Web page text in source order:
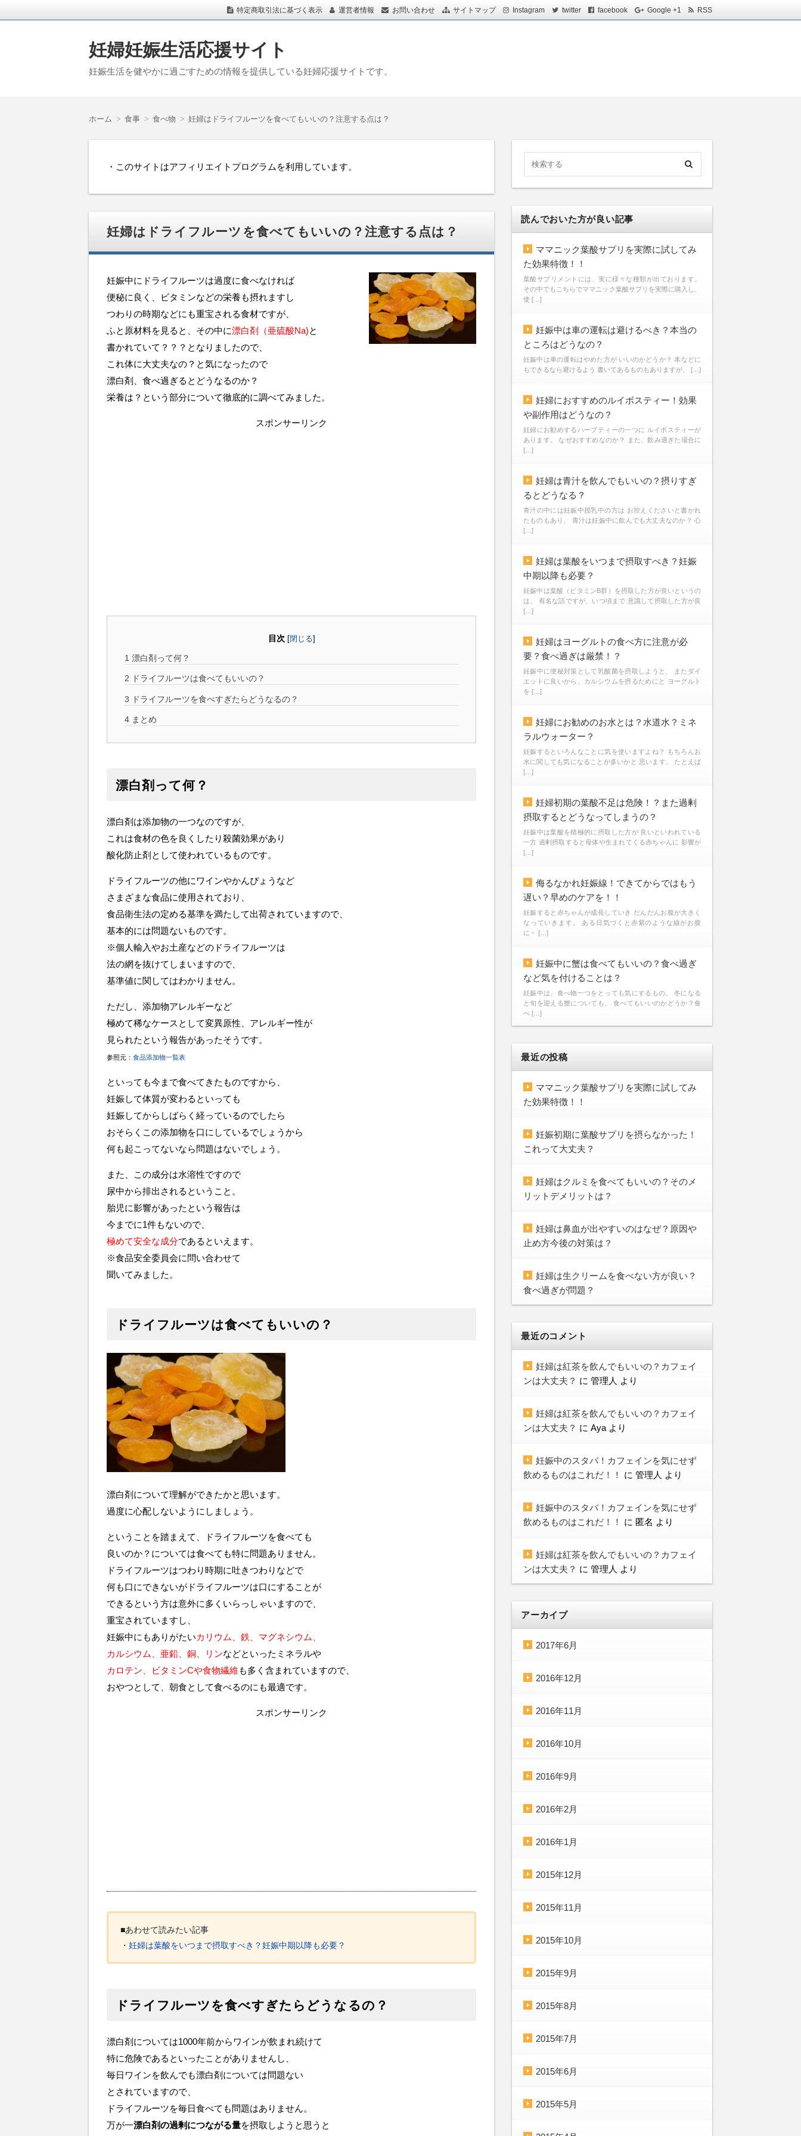
特定商取引法に基づく表示 運営者情報 お問い合わせ サイトマップ Instagram twitter facebook Google +1 RSS
妊婦妊娠生活応援サイト
妊娠生活を健やかに過ごすための情報を提供している妊婦応援サイトです。
ホーム 食事 食べ物 妊婦はドライフルーツを食べてもいいの？注意する点は？
・このサイトはアフィリエイトプログラムを利用しています。
妊婦はドライフルーツを食べてもいいの？注意する点は？
妊娠中にドライフルーツは過度に食べなければ
便秘に良く、ビタミンなどの栄養も摂れますし
つわりの時期などにも重宝される食材ですが、
ふと原材料を見ると、その中に漂白剤（亜硫酸Na)と
書かれていて？？？となりましたので、
これ体に大丈夫なの？と気になったので
漂白剤、食べ過ぎるとどうなるのか？
栄養は？という部分について徹底的に調べてみました。
スポンサーリンク
目次 [閉じる]
1 漂白剤って何？
2 ドライフルーツは食べてもいいの？
3 ドライフルーツを食べすぎたらどうなるの？
4まとめ
漂白剤って何？
漂白剤は添加物の一つなのですが、
これは食材の色を良くしたり殺菌効果があり
酸化防止剤として使われているものです。
ドライフルーツの他にワインやかんぴょうなど
さまざまな食品に使用されており、
食品衛生法の定める基準を満たして出荷されていますので、
基本的には問題ないものです。
※個人輸入やお土産などのドライフルーツは
法の網を抜けてしまいますので、
基準値に関してはわかりません。
ただし、添加物アレルギーなど
極めて稀なケースとして変異原性、アレルギー性が
見られたという報告があったそうです。
参照元： 食品添加物一覧表
といっても今まで食べてきたものですから、
妊娠して体質が変わるといっても
妊娠してからしばらく経っているのでしたら
おそらくこの添加物を口にしているでしょうから
何も起こってないなら問題はないでしょう。
また、この成分は水溶性ですので
尿中から排出されるということ。
胎児に影響があったという報告は
今までに1件もないので、
極めて安全な成分であるといえます。
※食品安全委員会に問い合わせて
聞いてみました。
ドライフルーツは食べてもいいの？
漂白剤について理解ができたかと思います。
過度に心配しないようにしましょう。
ということを踏まえて、ドライフルーツを食べても
良いのか？については食べても特に問題ありません。
ドライフルーツはつわり時期に吐きつわりなどで
何も口にできないがドライフルーツは口にすることが
できるという方は意外に多くいらっしゃいますので、
重宝されていますし、
妊娠中にもありがたいカリウム、鉄、マグネシウム、
カルシウム、亜鉛、銅、リンなどといったミネラルや
カロテン、ビタミンCや食物繊維も多く含まれていますので、
おやつとして、朝食として食べるのにも最適です。
スポンサーリンク
■あわせて読みたい記事
・ 妊婦は葉酸をいつまで摂取すべき？妊娠中期以降も必要？
ドライフルーツを食べすぎたらどうなるの？
漂白剤については1000年前からワインが飲まれ続けて
特に危険であるといったことがありませんし、
毎日ワインを飲んでも漂白剤については問題ない
とされていますので、
ドライフルーツを毎日食べても問題はありません。
万が一漂白剤の過剰につながる量を摂取しようと思うと
読んでおいた方が良い記事
ママニック葉酸サプリを実際に試してみ
た効果特徴！！
葉酸サプリメントには、実に様々な種類が出ております。
その中でもこちらでママニック葉酸サプリを実際に購入し、
使 […]
妊娠中は車の運転は避けるべき？本当の
ところはどうなの？
妊娠中は車の運転はやめた方が いいのかどうか？ 本などに
もできるなら避けるよう 書いてあるものもありますが、 […]
妊婦におすすめのルイボスティー！効果
や副作用はどうなの？
妊婦にお勧めするハーブティーの一つに ルイボスティーが
あります。 なぜおすすめなのか？ また、飲み過ぎた場合に
[…]
妊婦は青汁を飲んでもいいの？摂りすぎ
るとどうなる？
青汁の中には妊娠中授乳中の方は お控えくださいと書かれ
たものもあり、 青汁は妊娠中に飲んでも大丈夫なのか？ 心
[…]
妊婦は葉酸をいつまで摂取すべき？妊娠
中期以降も必要？
妊娠中は葉酸（ビタミンB群）を摂取した方が良いというの
は、 有名な話ですが、いつ頃まで 意識して摂取した方が良
[…]
妊婦はヨーグルトの食べ方に注意が必
要？食べ過ぎは厳禁！？
妊娠中に便秘対策として乳酸菌を摂取しようと、 またダイ
エットに良いから、カルシウムを摂るためにと ヨーグルト
を […]
妊婦にお勧めのお水とは？水道水？ミネ
ラルウォーター？
妊娠するといろんなことに気を使いますよね？ もちろんお
水に関しても気になることが多いかと 思います。 たとえば
[…]
妊婦初期の葉酸不足は危険！？また過剰
摂取するとどうなってしまうの？
妊娠中は葉酸を積極的に摂取した方が 良いといわれている
一方 過剰摂取すると母体や生まれてくる赤ちゃんに 影響が
[…]
侮るなかれ妊娠線！できてからではもう
遅い？早めのケアを！！
妊娠すると赤ちゃんが成長していき だんだんお腹が大きく
なっていきます。 ある日気づくと赤紫のような線がお腹
に・ […]
妊娠中に蟹は食べてもいいの？食べ過ぎ
など気を付けることは？
妊娠中は、食べ物一つをとっても気にするもの。 冬になる
と旬を迎える蟹についても、 食べてもいいのかどうか？食
べ […]
最近の投稿
ママニック葉酸サプリを実際に試してみ
た効果特徴！！
妊娠初期に葉酸サプリを摂らなかった！
これって大丈夫？
妊婦はクルミを食べてもいいの？そのメ
リットデメリットは？
妊婦は鼻血が出やすいのはなぜ？原因や
止め方今後の対策は？
妊婦は生クリームを食べない方が良い？
食べ過ぎが問題？
最近のコメント
妊婦は紅茶を飲んでもいいの？カフェイ
ンは大丈夫？ に 管理人 より
妊婦は紅茶を飲んでもいいの？カフェイ
ンは大丈夫？ に Aya より
妊娠中のスタバ！カフェインを気にせず
飲めるものはこれだ！！
に 管理人 より
妊娠中のスタバ！カフェインを気にせず
飲めるものはこれだ！！
に 匿名 より
妊婦は紅茶を飲んでもいいの？カフェイ
ンは大丈夫？ に 管理人 より
アーカイブ
2017年6月
2016年12月
2016年11月
2016年10月
2016年9月
2016年2月
2016年1月
2015年12月
2015年11月
2015年10月
2015年9月
2015年8月
2015年7月
2015年6月
2015年5月